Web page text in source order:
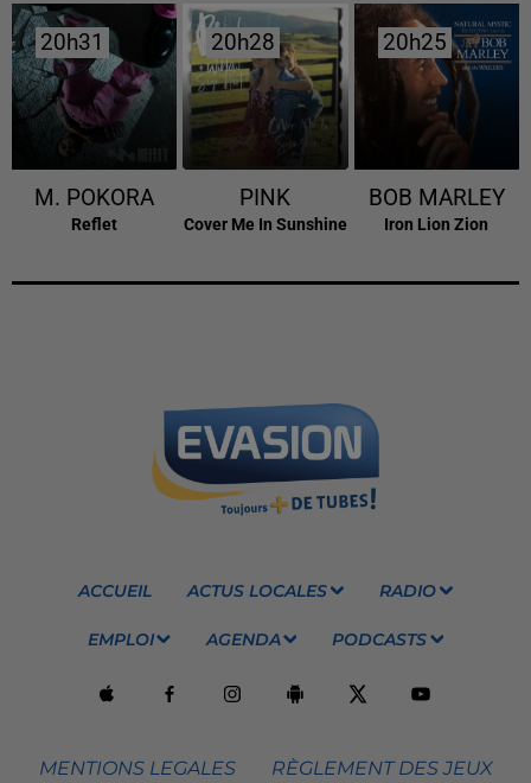
20h31
20h31
M. POKORA
Reflet
20h28
20h28
PINK
Cover Me In Sunshine
20h25
20h25
BOB MARLEY
Iron Lion Zion
ACCUEIL ACTUS LOCALES RADIO
EMPLOI AGENDA PODCASTS
MENTIONS LEGALES RÈGLEMENT DES JEUX